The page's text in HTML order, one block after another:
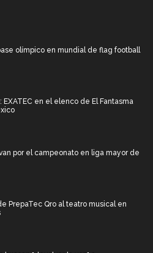
olímpico en mundial de flag football
EXATEC en el elenco de El Fantasma
por el campeonato en liga mayor de
PrepaTec Qro al teatro musical en